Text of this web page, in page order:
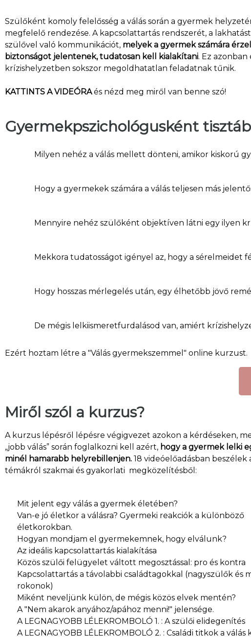
Szülőként komoly felelősség a válás során a gyermek
megfelelő rendezése. A kapcsolattartás rendszerét, a
szülővel való kommunikációt, melyek a gyermek számára
biztonságot jelentenek, tudatosan kell kialakítani. Ez azonban
krízishelyzetben sokszor megoldhatatlan feladatnak tűnik.
KATTINTS A VIDEÓRAés nézd meg miről van benne szó!
Gyermekpszichológusként
Milyen nehéz a válás mellett dönteni, amikor kiskorú
Hogy a gyermekek számára a válás teljesen más
Mennyire nehéz szülőként objektíven látni egy ilyen
Mekkora tudatosságot igényel az, hogy a sérelmeidet
Hogy hosszas mérlegelés után, egy élhetőbb jövő
De mégis lelkiismeretfurdalásod van, amiért
Ezért hoztam létre a "Válás gyermekszemmel" online kurzust.
Miről szól a kurzus?
A kurzus lépésről lépésre végigvezet azokon a kérdéseken,
„jobb válás” során foglalkozni kell azért, hogy a gyermek lelki
minél hamarabb helyrebillenjen. 18 videóelőadásban beszélek
témákról szakmai és gyakorlati megközelítésből:
Mit jelent egy válás a gyermek életében?
Van-e jó életkor a válásra? Gyermeki reakciók a különböző
életkorokban.
Hogyan mondjam el gyermekemnek, hogy elválunk?
Az ideális kapcsolattartás kialakítása
Közös szülői felügyelet váltott megosztással: pro és kontra
Kapcsolattartás a távolabbi családtagokkal (nagyszülők és
rokonok)
Miként neveljünk külön, de mégis közös elvek mentén?
A "Nem akarok anyához/apához menni!" jelensége.
A LEGNAGYOBB LÉLEKROMBOLÓ 1. : A szülői elidegenítés
A LEGNAGYOBB LÉLEKROMBOLÓ 2. : Családi titkok a válás